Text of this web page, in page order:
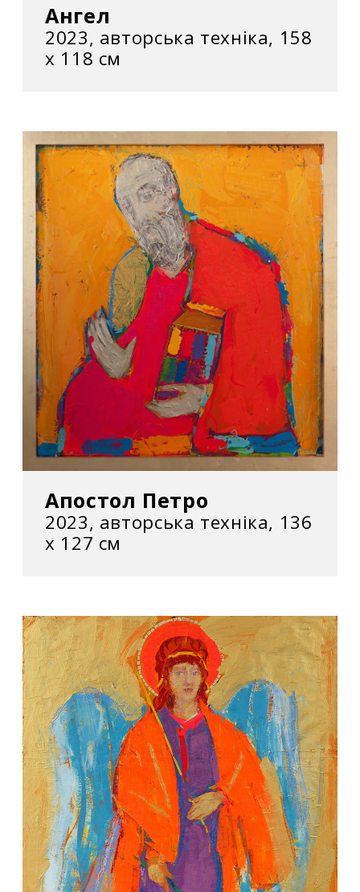
Ангел
2023, авторська техніка, 158
x 118 см
Апостол Петро
2023, авторська техніка, 136
х 127 см